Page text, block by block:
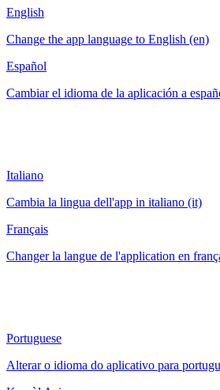
English
Change the app language to English (en)
Español
Cambiar el idioma de la aplicación a
Italiano
Cambia la lingua dell'app in italiano (it)
Français
Changer la langue de l'application en
Portuguese
Alterar o idioma do aplicativo para